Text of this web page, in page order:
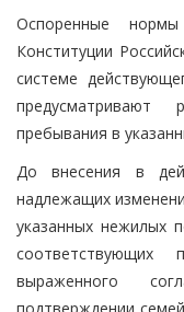
Оспоренные
Конституции
системе
пребывания в
До внесения в
надлежащих
указанных нежилых
выраженного